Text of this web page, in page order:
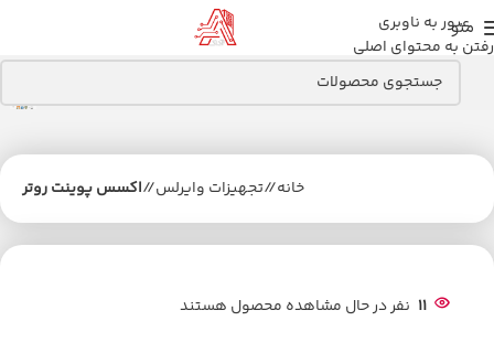
عبور به ناوبری
رفتن به محتوای اصلی
منو
خانه/تجهیزات وایرلس/ اکسس پوینت روتر
11 نفر در حال مشاهده محصول هستند